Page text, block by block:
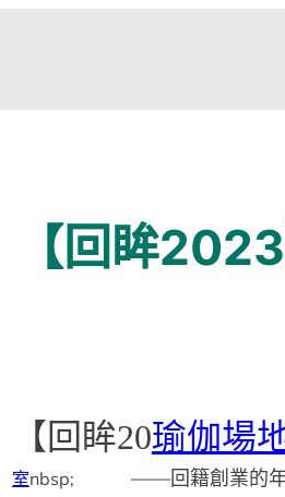
【回眸
【回眸20瑜伽場
室nbsp; ——回籍創業的年